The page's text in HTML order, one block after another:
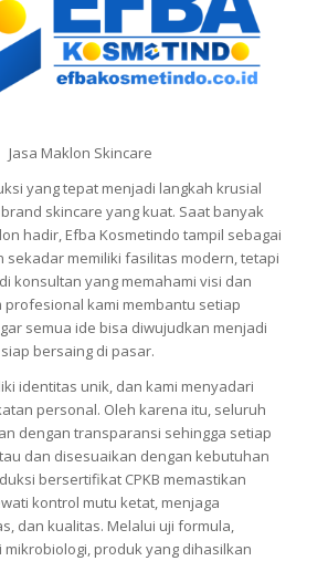
Jasa Maklon Skincare
yang tepat menjadi langkah krusial
skincare yang kuat. Saat banyak
hadir, Efba Kosmetindo tampil sebagai
sekadar memiliki fasilitas modern, tetapi
konsultan yang memahami visi dan
profesional kami membantu setiap
semua ide bisa diwujudkan menjadi
bersaing di pasar.
identitas unik, dan kami menyadari
personal. Oleh karena itu, seluruh
dengan transparansi sehingga setiap
dan disesuaikan dengan kebutuhan
bersertifikat CPKB memastikan
kontrol mutu ketat, menjaga
dan kualitas. Melalui uji formula,
mikrobiologi, produk yang dihasilkan